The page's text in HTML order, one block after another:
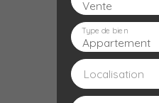
ACCUEIL
Vente
Appartement
Type de bien
Localisation